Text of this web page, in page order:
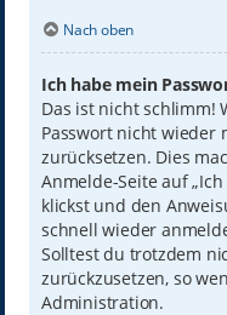
Nach oben
Ich habe mein
Das ist nicht schlimm!
Passwort nicht wieder
zurücksetzen. Dies
Anmelde-Seite auf
klickst und den
schnell wieder
Solltest du trotzdem
zurückzusetzen, so
Administration.